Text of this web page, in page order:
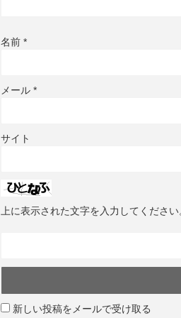
名前 *
メール *
サイト
上に表示された文字を入力してください
新しい投稿をメールで受け取る